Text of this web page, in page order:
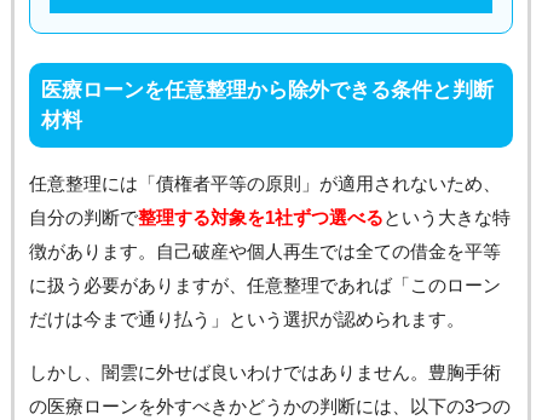
医療ローンを任意整理から除外できる条件と判断
材料
任意整理には「債権者平等の原則」が適用されないため、
自分の判断で整理する対象を1社ずつ選べるという大きな特
徴があります。自己破産や個人再生では全ての借金を平等
に扱う必要がありますが、任意整理であれば「このローン
だけは今まで通り払う」という選択が認められます。
しかし、闇雲に外せば良いわけではありません。豊胸手術
の医療ローンを外すべきかどうかの判断には、以下の3つの